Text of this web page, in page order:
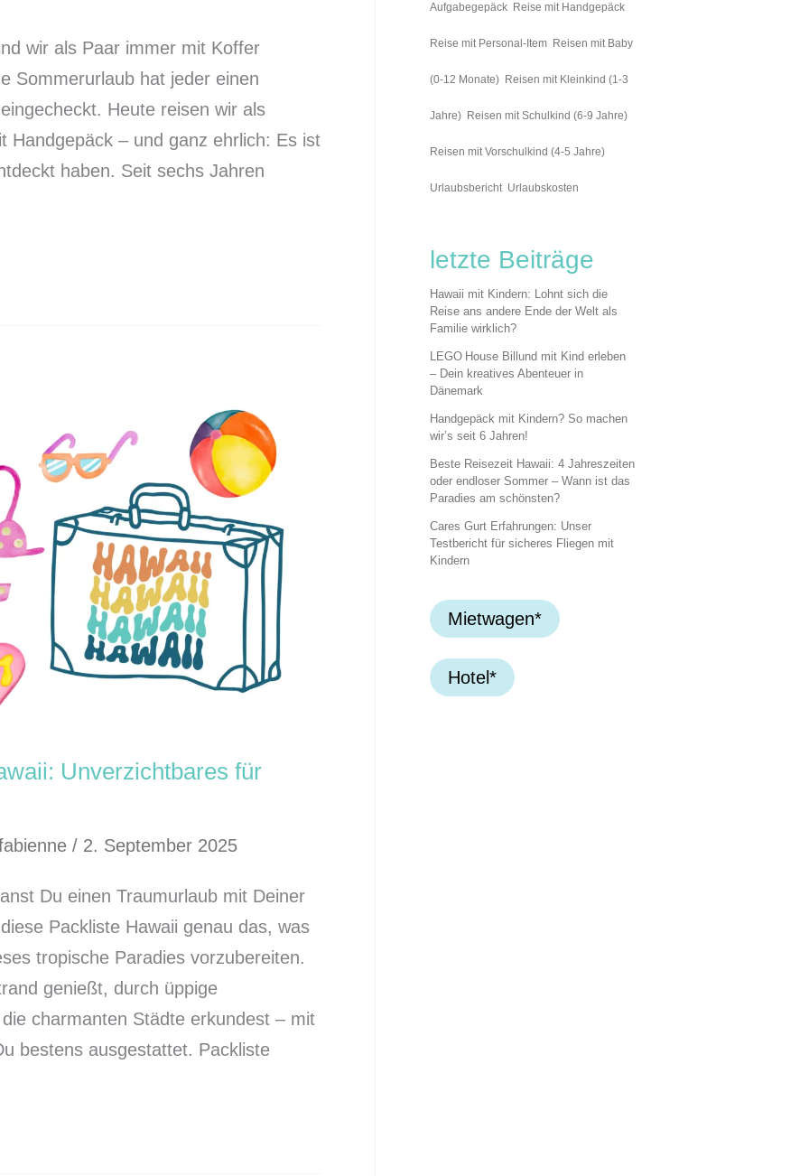
wir als Paar immer mit Koffer
Sommerurlaub hat jeder einen
Heute reisen wir als
Handgepäck – und ganz ehrlich: Es ist
haben. Seit sechs Jahren
Unverzichtbares für
/ 2. September 2025
Du einen Traumurlaub mit Deiner
Packliste Hawaii genau das, was
tropische Paradies vorzubereiten.
genießt, durch üppige
charmanten Städte erkundest – mit
bestens ausgestattet. Packliste
Aufgabegepäck Reise mit Handgepäck
Reise mit Personal-Item Reisen mit Baby
(0-12 Monate) Reisen mit Kleinkind (1-3
Jahre) Reisen mit Schulkind (6-9 Jahre)
Reisen mit Vorschulkind (4-5 Jahre)
Urlaubsbericht Urlaubskosten
letzte Beiträge
Hawaii mit Kindern: Lohnt sich die
Reise ans andere Ende der Welt als
Familie wirklich?
LEGO House Billund mit Kind erleben
– Dein kreatives Abenteuer in
Dänemark
Handgepäck mit Kindern? So machen
wir’s seit 6 Jahren!
Beste Reisezeit Hawaii: 4 Jahreszeiten
oder endloser Sommer – Wann ist das
Paradies am schönsten?
Cares Gurt Erfahrungen: Unser
Testbericht für sicheres Fliegen mit
Kindern
Mietwagen*
Hotel*